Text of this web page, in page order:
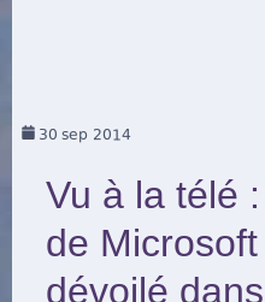
30 sep 2014
Vu à la télé
de Microsoft
dévoilé